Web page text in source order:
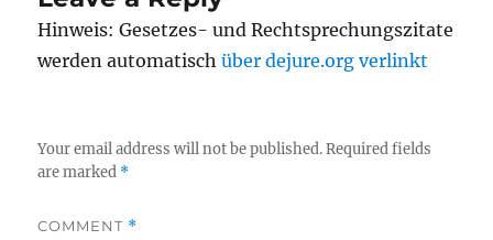
Hinweis: Gesetzes- und Rechtsprechungszitate
werden automatischüber dejure.org verlinkt
Your email address will not be published. Required fields
are marked *
COMMENT *